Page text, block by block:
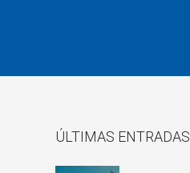
ÚLTIMAS ENTRADAS